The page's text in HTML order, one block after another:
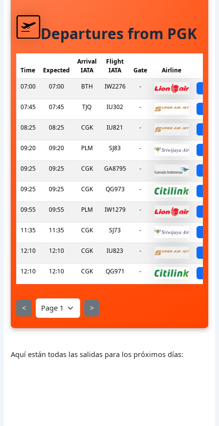
Departures from PGK
Time Expected
Arrival
IATA
Flight
IATA
Gate Airline
07:00
07:00 BTH IW2276 -
07:45 07:45 TJQ IU302 -
08:25 08:25 CGK IU821 -
09:20 09:20 PLM SJ83 -
09:25 09:25 CGK GA8795 -
09:25 09:25 CGK QG973 -
09:55 09:55 PLM IW1279 -
11:35 11:35 CGK SJ73 -
12:10 12:10 CGK IU823 -
12:10 12:10 CGK QG971 -
< >
Aquí están todas las salidas para los próximos días: